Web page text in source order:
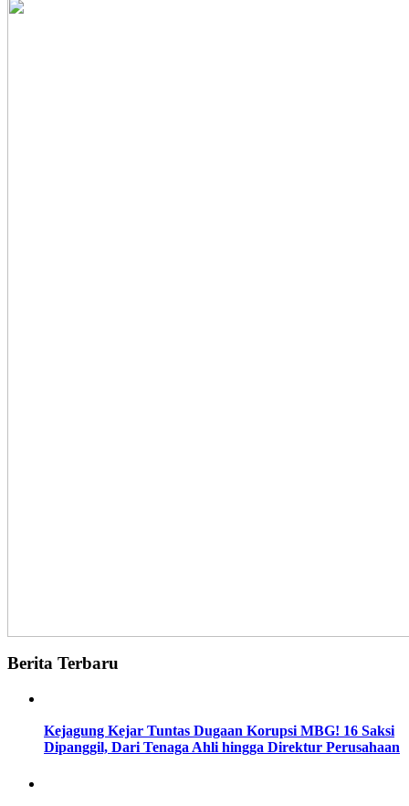
Berita Terbaru
Kejagung Kejar Tuntas Dugaan Korupsi MBG! 16 Saksi
Dipanggil, Dari Tenaga Ahli hingga Direktur Perusahaan